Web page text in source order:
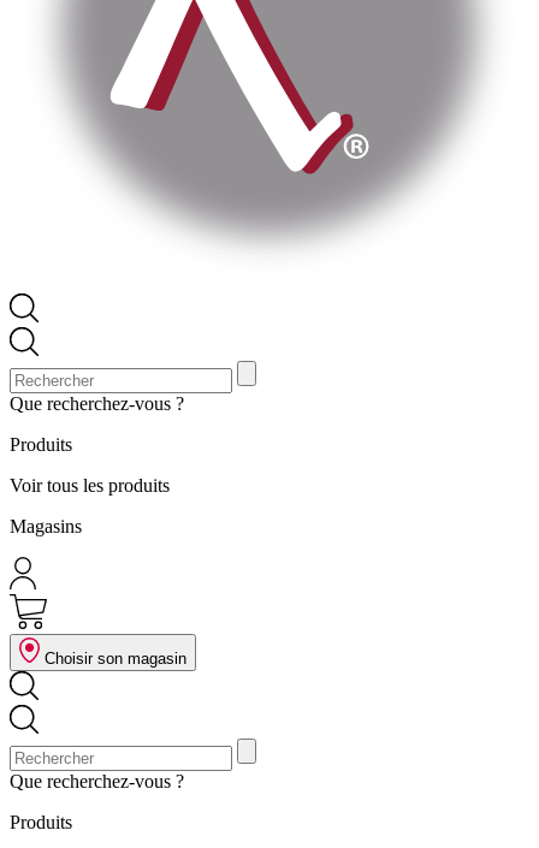
Que recherchez-vous ?
Produits
Voir tous les produits
Magasins
Choisir son magasin
Que recherchez-vous ?
Produits